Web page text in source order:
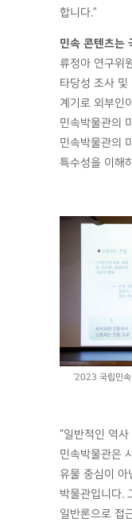
합니다.”
민속 콘텐츠는
류정아 연구위
타당성 조사 및
계기로 외부인
민속박물관의
민속박물관의
특수성을 이해
‘2023 국립민속
“일반적인 역
민속박물관은
유물 중심이 아
박물관입니다.
일반론으로 접